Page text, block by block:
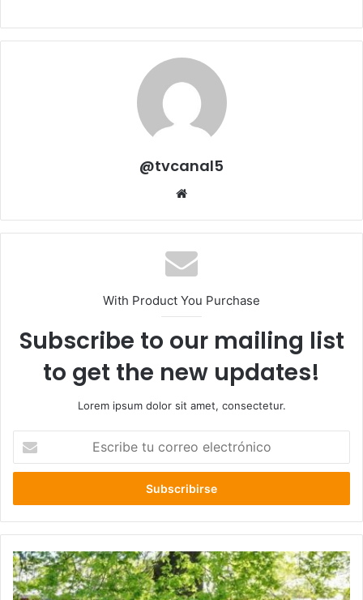
@tvcanal5
With Product You Purchase
Subscribe to our mailing list
to get the new updates!
Lorem ipsum dolor sit amet, consectetur.
correo
Prevención
del
Delito